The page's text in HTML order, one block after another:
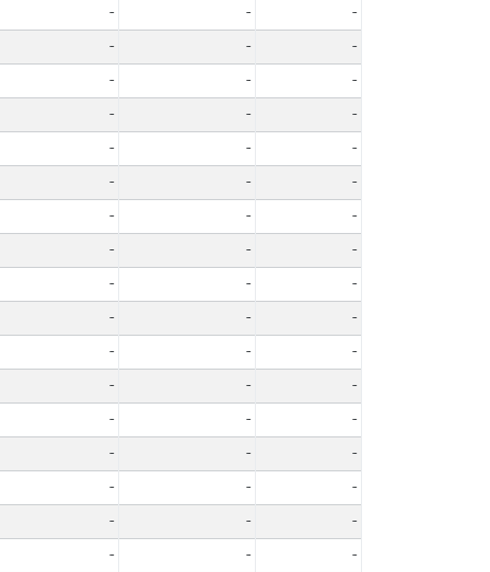
- -
-
- -
-
- -
-
- -
-
- -
-
- -
-
- -
-
- -
-
- -
-
- -
-
- -
-
- -
-
- -
-
- -
-
- -
-
- -
-
- -
-